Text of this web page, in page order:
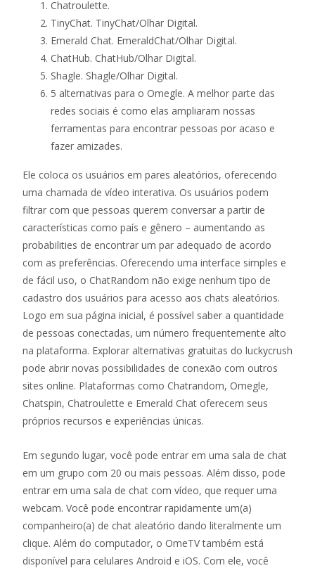
Chatroulette.
TinyChat. TinyChat/Olhar Digital.
Emerald Chat. EmeraldChat/Olhar Digital.
ChatHub. ChatHub/Olhar Digital.
Shagle. Shagle/Olhar Digital.
5 alternativas para o Omegle. A melhor parte das
redes sociais é como elas ampliaram nossas
ferramentas para encontrar pessoas por acaso e
fazer amizades.
Ele coloca os usuários em pares aleatórios, oferecendo
uma chamada de vídeo interativa. Os usuários podem
filtrar com que pessoas querem conversar a partir de
características como país e gênero – aumentando as
probabilities de encontrar um par adequado de acordo
com as preferências. Oferecendo uma interface simples e
de fácil uso, o ChatRandom não exige nenhum tipo de
cadastro dos usuários para acesso aos chats aleatórios.
Logo em sua página inicial, é possível saber a quantidade
de pessoas conectadas, um número frequentemente alto
na plataforma. Explorar alternativas gratuitas do luckycrush
pode abrir novas possibilidades de conexão com outros
sites online. Plataformas como Chatrandom, Omegle,
Chatspin, Chatroulette e Emerald Chat oferecem seus
próprios recursos e experiências únicas.
Em segundo lugar, você pode entrar em uma sala de chat
em um grupo com 20 ou mais pessoas. Além disso, pode
entrar em uma sala de chat com vídeo, que requer uma
webcam. Você pode encontrar rapidamente um(a)
companheiro(a) de chat aleatório dando literalmente um
clique. Além do computador, o OmeTV também está
disponível para celulares Android e iOS. Com ele, você